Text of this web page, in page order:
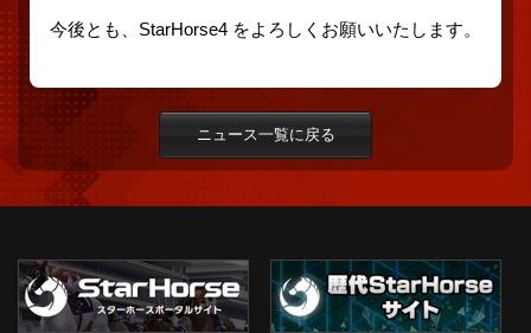
今後とも、StarHorse4 をよろしくお願いいたします。
ニュース一覧に戻る